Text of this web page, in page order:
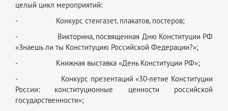
целый цикл мероприятий:
- Конкурс стенгазет, плакатов, постеров;
- Викторина, посвященная Дню Конституции РФ
«Знаешь ли ты Конституцию Российской Федерации?»;
- Книжная выставка «День Конституции РФ»;
- Конкурс презентаций «30-летие Конституции
России: конституционные ценности российской
государственности»;